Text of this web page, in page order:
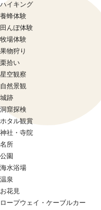
ハイキング
養蜂体験
田んぼ体験
牧場体験
果物狩り
栗拾い
星空観察
自然景観
城跡
洞窟探検
ホタル観賞
神社・寺院
名所
公園
海水浴場
温泉
お花見
ロープウェイ・ケーブルカー